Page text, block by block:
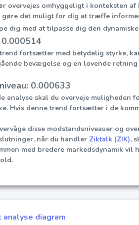
overvejes omhyggeligt i konteksten
gøre det muligt for dig at træffe
dig med at tilpasse dig den
fortsætter med betydelig styrke,
bevægelse og en lovende
0.000633
analyse skal du overveje muligheden
Hvis denne trend fortsætter i de
disse modstandsniveauer og
når du handler Ziktalk (ZIK),
med bredere markedsdynamik
diagram